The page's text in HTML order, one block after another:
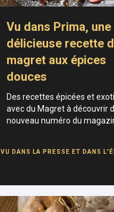
Vu dans Prima, une
délicieuse recette
magret aux épices
douces
Des recettes épicées et
avec du Magret à découvrir
nouveau numéro du
VU DANS LA PRESSE ET DANS